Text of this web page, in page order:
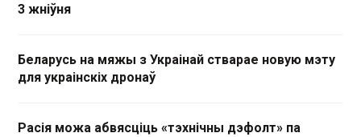
3 жніўня
Беларусь на мяжы з Украінай стварае новую мэту
для украінскіх дронаў
Расія можа абвясціць «тэхнічны дэфолт» па